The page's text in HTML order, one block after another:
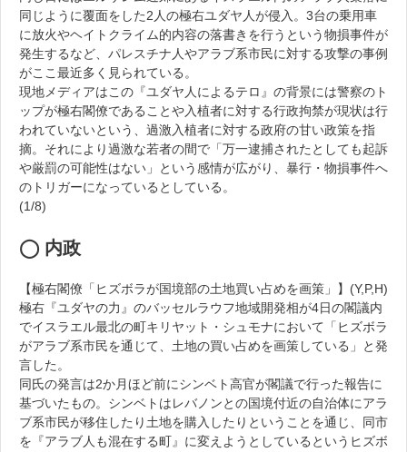
同じように覆面をした2人の極右ユダヤ人が侵入。3台の乗用車
に放火やヘイトクライム的内容の落書きを行うという物損事件が
発生するなど、パレスチナ人やアラブ系市民に対する攻撃の事例
がここ最近多く見られている。
現地メディアはこの『ユダヤ人によるテロ』の背景には警察のト
ップが極右閣僚であることや入植者に対する行政拘禁が現状は行
われていないという、過激入植者に対する政府の甘い政策を指
摘。それにより過激な若者の間で「万一逮捕されたとしても起訴
や厳罰の可能性はない」という感情が広がり、暴行・物損事件へ
のトリガーになっているとしている。
(1/8)
◯ 内政
【極右閣僚「ヒズボラが国境部の土地買い占めを画策」】(Y,P,H)
極右『ユダヤの力』のバッセルラウフ地域開発相が4日の閣議内
でイスラエル最北の町キリヤット・シュモナにおいて「ヒズボラ
がアラブ系市民を通じて、土地の買い占めを画策している」と発
言した。
同氏の発言は2か月ほど前にシンベト高官が閣議で行った報告に
基づいたもの。シンベトはレバノンとの国境付近の自治体にアラ
ブ系市民が移住したり土地を購入したりということを通じ、同市
を『アラブ人も混在する町』に変えようとしているというヒズボ